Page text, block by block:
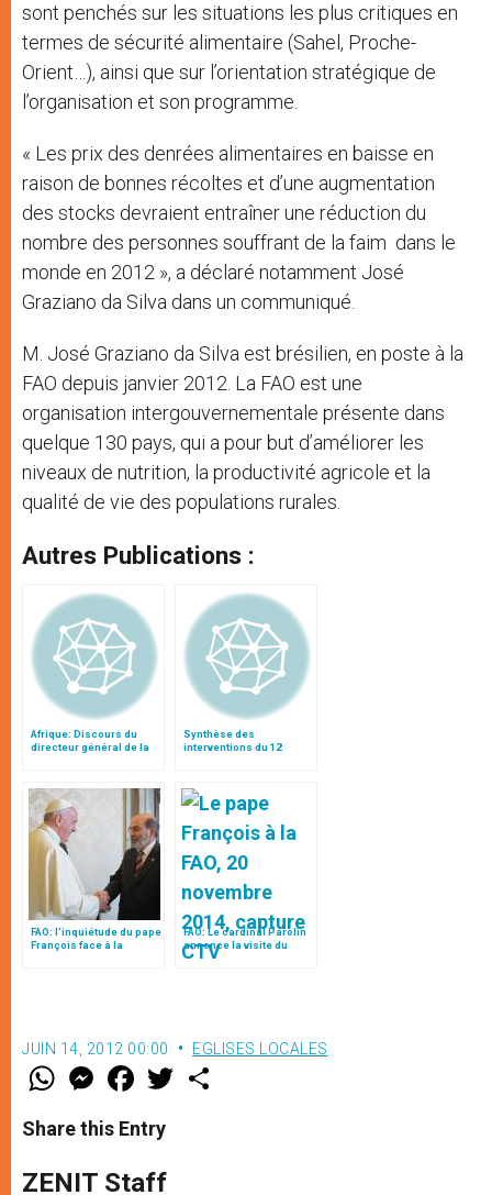
sont penchés sur les situations les plus critiques en
termes de sécurité alimentaire (Sahel, Proche-
Orient…), ainsi que sur l’orientation stratégique de
l’organisation et son programme.
« Les prix des denrées alimentaires en baisse en
raison de bonnes récoltes et d’une augmentation
des stocks devraient entraîner une réduction du
nombre des personnes souffrant de la faim dans le
monde en 2012 », a déclaré notamment José
Graziano da Silva dans un communiqué.
M. José Graziano da Silva est brésilien, en poste à la
FAO depuis janvier 2012. La FAO est une
organisation intergouvernementale présente dans
quelque 130 pays, qui a pour but d’améliorer les
niveaux de nutrition, la productivité agricole et la
qualité de vie des populations rurales.
Autres Publications :
Afrique: Discours du
directeur général de la
Synthèse des
interventions du 12
octobre (ap-midi)
FAO: l’inquiétude du pape
François face à la
FAO: Le cardinal Parolin
annonce la visite du
pape le 16 octobre 2017
JUIN 14, 2012 00:00 EGLISES LOCALES
W
t
s
p
M
e
s
e
g
F
a
e
b
o
w
Share this Entry
ZENIT Staff